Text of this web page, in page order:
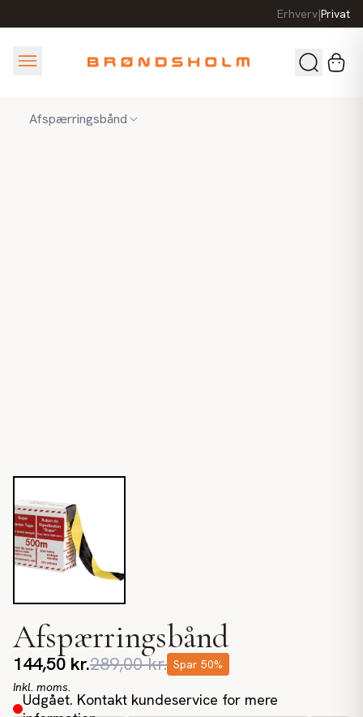
Erhverv|Privat
Afspærringsbånd
Afspærringsbånd
144,50 kr.289,00kr. Spar 50%
Inkl. moms.
Udgået. Kontakt kundeservice for mere